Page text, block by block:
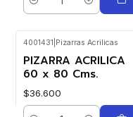
Cantidad
4001431 Pizarras Acrilicas
PIZARRA ACRILICA
60 x 80 Cms.
$36.600